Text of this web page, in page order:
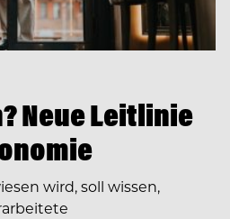
Neue Leitlinie
wird, soll wissen,